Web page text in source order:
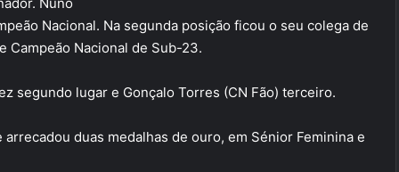
Nacional. Na segunda posição ficou o seu colega de
Campeão Nacional de Sub-23.
segundo lugar e Gonçalo Torres (CN Fão) terceiro.
duas medalhas de ouro, em Sénior Feminina e